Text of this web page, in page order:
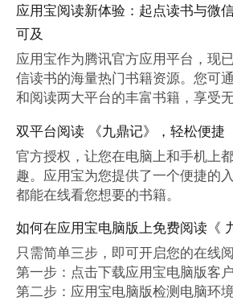
应用宝阅读新体验：起点读书与微
可及
应用宝作为腾讯官方应用平台，现
信读书的海量热门书籍资源。您可
和阅读两大平台的丰富书籍，享受
双平台阅读 《九鼎记》，轻松便捷
官方授权，让您在电脑上和手机上
趣。应用宝为您提供了一个便捷的
都能在线看您想要的书籍。
如何在应用宝电脑版上免费阅读《
只需简单三步，即可开启您的在线
第一步：点击下载应用宝电脑版客
第二步：应用宝电脑版检测电脑环